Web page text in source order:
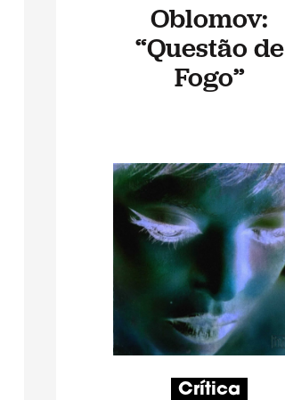
Oblomov:
“Questão de
Fogo”
Crítica